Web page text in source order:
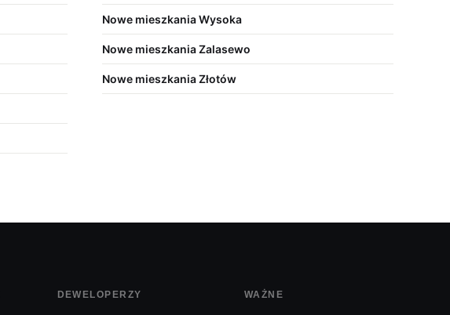
Nowe mieszkania Wysoka
Nowe mieszkania Zalasewo
Nowe mieszkania Złotów
DEWELOPERZY WAŻNE